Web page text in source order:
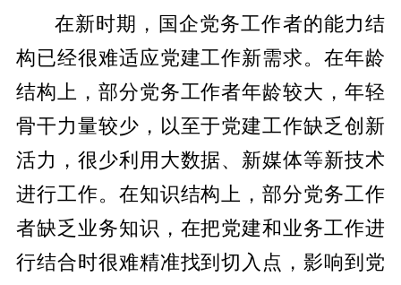
在新时期，国企党务工作者的能力结
构已经很难适应党建工作新需求。在年龄
结构上，部分党务工作者年龄较大，年轻
骨干力量较少，以至于党建工作缺乏创新
活力，很少利用大数据、新媒体等新技术
进行工作。在知识结构上，部分党务工作
者缺乏业务知识，在把党建和业务工作进
行结合时很难精准找到切入点，影响到党